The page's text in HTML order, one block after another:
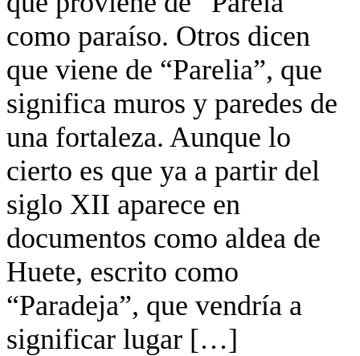
como paraíso. Otros dicen
que viene de “Parelia”, que
significa muros y paredes de
una fortaleza. Aunque lo
cierto es que ya a partir del
siglo XII aparece en
documentos como aldea de
Huete, escrito como
“Paradeja”, que vendría a
significar lugar […]